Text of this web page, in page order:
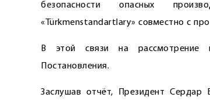
безопасности опасных
«Türkmenstandartlary» совместно с
В этой связи на рассмотрение
Постановления.
Заслушав отчёт, Президент Сердар